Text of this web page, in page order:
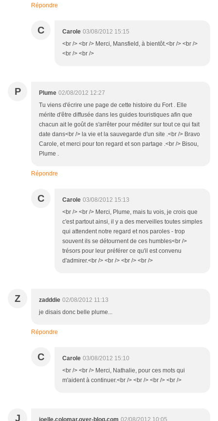
Répondre
C Carole 03/08/2012 15:15
<br /> <br /> Merci, Mansfield, à bientôt.<br /> <br />
<br /> <br />
P Plume 02/08/2012 12:27
Tu viens d'écrire une page de cette histoire du Fort . Elle
mérite d'être diffusée dans les guides touristiques afin que
chacun ait le goût de s'arrêter pour méditer sur tout ce qui fait
date dans<br /> la vie et la sauvegarde d'un site .<br /> Bravo
Carole, et merci pour ton regard et son partage .<br /> Bisou,
Plume .
Répondre
C Carole 03/08/2012 15:13
<br /> <br /> Merci, Plume, mais tu vois, je crois que
c'est partout ainsi, il y a des merveilles toutes simples
qui attendent notre regard et nos paroles - trop
souvent ils se détournent de ces humbles<br />
trésors pour leur préférer ce qu'il est convenu
d'admirer.<br /> <br /> <br /> <br />
Z zadddie 02/08/2012 11:13
je disais donc belle plume...
Répondre
C Carole 03/08/2012 15:10
<br /> <br /> Merci, Nathalie, pour ces mots qui
m'aident à continuer.<br /> <br /> <br /> <br />
J joelle.colomar.over-blog.com 02/08/2012 10:05